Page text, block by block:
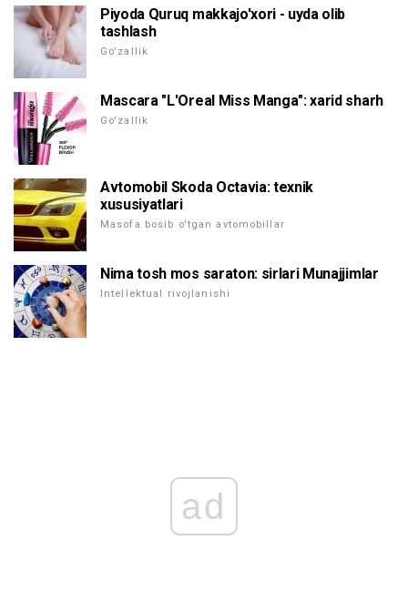
Piyoda Quruq makkajo'xori - uyda olib
tashlash
Go'zallik
Mascara "L'Oreal Miss Manga": xarid sharh
Go'zallik
Avtomobil Skoda Octavia: texnik
xususiyatlari
Masofa bosib o'tgan avtomobillar
Nima tosh mos saraton: sirlari Munajjimlar
Intellektual rivojlanishi
ad